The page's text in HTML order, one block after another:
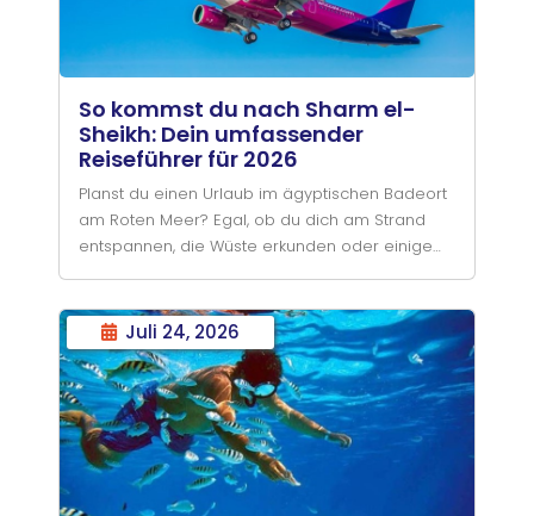
So kommst du nach Sharm el-
Sheikh: Dein umfassender
Reiseführer für 2026
Planst du einen Urlaub im ägyptischen Badeort
am Roten Meer? Egal, ob du dich am Strand
entspannen, die Wüste erkunden oder einige
Juli 24, 2026